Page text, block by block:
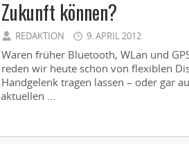
Zukunft können?
REDAKTION 9. APRIL 2012
Waren früher Bluetooth, WLan und
reden wir heute schon von flexiblen
Handgelenk tragen lassen – oder gar
aktuellen ...